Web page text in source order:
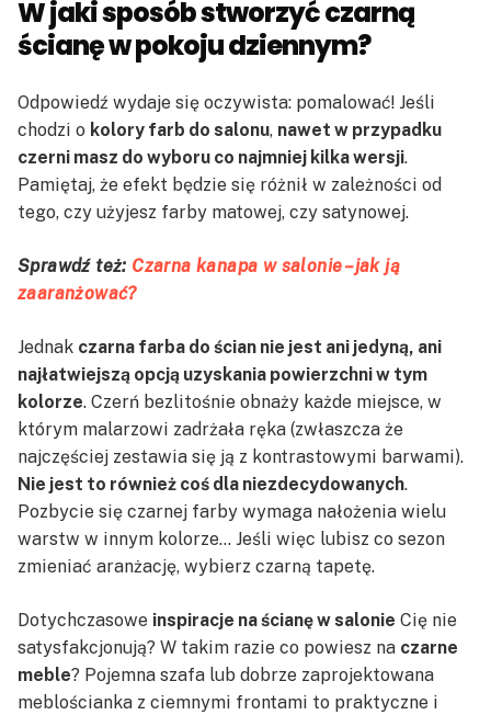
W jaki sposób stworzyć czarną
ścianę w pokoju dziennym?
Odpowiedź wydaje się oczywista: pomalować! Jeśli
chodzi o kolory farb do salonu, nawet w przypadku
czerni masz do wyboru co najmniej kilka wersji.
Pamiętaj, że efekt będzie się różnił w zależności od
tego, czy użyjesz farby matowej, czy satynowej.
Sprawdź też: Czarna kanapa w salonie – jak ją
zaaranżować?
Jednak czarna farba do ścian nie jest ani jedyną, ani
najłatwiejszą opcją uzyskania powierzchni w tym
kolorze. Czerń bezlitośnie obnaży każde miejsce, w
którym malarzowi zadrżała ręka (zwłaszcza że
najczęściej zestawia się ją z kontrastowymi barwami).
Nie jest to również coś dla niezdecydowanych.
Pozbycie się czarnej farby wymaga nałożenia wielu
warstw w innym kolorze… Jeśli więc lubisz co sezon
zmieniać aranżację, wybierz czarną tapetę.
Dotychczasowe inspiracje na ścianę w salonie Cię nie
satysfakcjonują? W takim razie co powiesz na czarne
meble? Pojemna szafa lub dobrze zaprojektowana
meblościanka z ciemnymi frontami to praktyczne i